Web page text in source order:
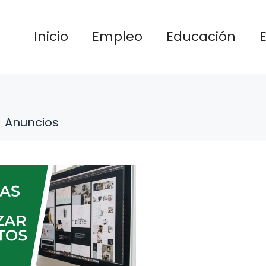
Inicio Empleo Educación
Anuncios